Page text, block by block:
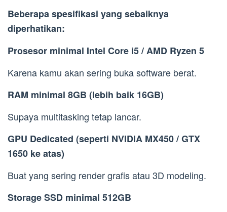
Beberapa spesifikasi yang sebaiknya
diperhatikan:
Prosesor minimal Intel Core i5 / AMD Ryzen 5
Karena kamu akan sering buka software berat.
RAM minimal 8GB (lebih baik 16GB)
Supaya multitasking tetap lancar.
GPU Dedicated (seperti NVIDIA MX450 / GTX
1650 ke atas)
Buat yang sering render grafis atau 3D modeling.
Storage SSD minimal 512GB